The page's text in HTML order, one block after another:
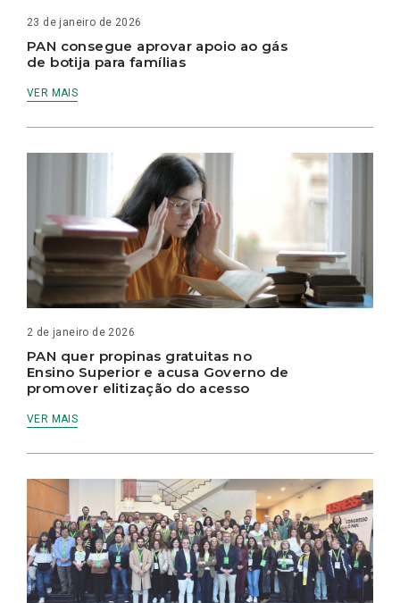
23 de janeiro de 2026
PAN consegue aprovar apoio ao gás
de botija para famílias
VER MAIS
2 de janeiro de 2026
PAN quer propinas gratuitas no
Ensino Superior e acusa Governo de
promover elitização do acesso
VER MAIS